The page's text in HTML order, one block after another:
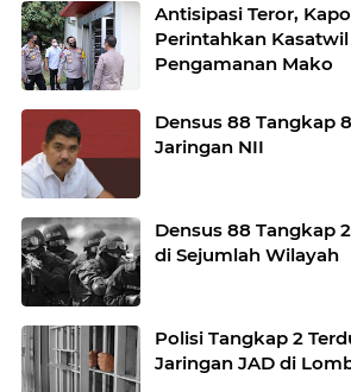
Antisipasi Teror,
Perintahkan
Pengamanan Mako
Densus 88 Tangkap
Jaringan NII
Densus 88 Tangkap
di Sejumlah Wilayah
Polisi Tangkap 2
Jaringan JAD di